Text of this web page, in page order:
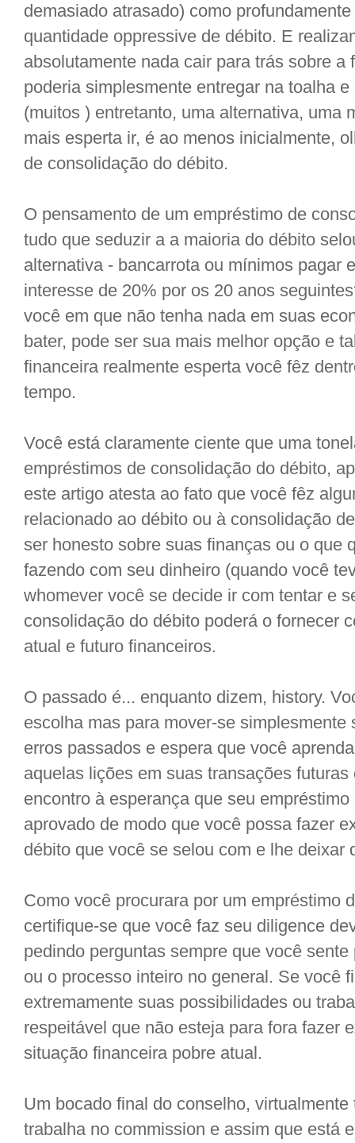
demasiado atrasado) como
quantidade oppressive de débito. E
absolutamente nada cair para trás sobre a
poderia simplesmente entregar na toalha
(muitos ) entretanto, uma alternativa, uma
mais esperta ir, é ao menos inicialmente,
de consolidação do débito.
O pensamento de um empréstimo de
tudo que seduzir a a maioria do débito
alternativa - bancarrota ou mínimos pagar
interesse de 20% por os 20 anos
você em que não tenha nada em suas
bater, pode ser sua mais melhor opção e
financeira realmente esperta você fêz
tempo.
Você está claramente ciente que uma
empréstimos de consolidação do débito,
este artigo atesta ao fato que você fêz
relacionado ao débito ou à consolidação
ser honesto sobre suas finanças ou o que
fazendo com seu dinheiro (quando você
whomever você se decide ir com tentar e
consolidação do débito poderá o fornecer
atual e futuro financeiros.
O passado é... enquanto dizem, history.
escolha mas para mover-se
erros passados e espera que você
aquelas lições em suas transações
encontro à esperança que seu
aprovado de modo que você possa fazer
débito que você se selou com e lhe deixar
Como você procurara por um empréstimo
certifique-se que você faz seu diligence
pedindo perguntas sempre que você
ou o processo inteiro no general. Se você
extremamente suas possibilidades ou
respeitável que não esteja para fora fazer
situação financeira pobre atual.
Um bocado final do conselho,
trabalha no commission e assim que está